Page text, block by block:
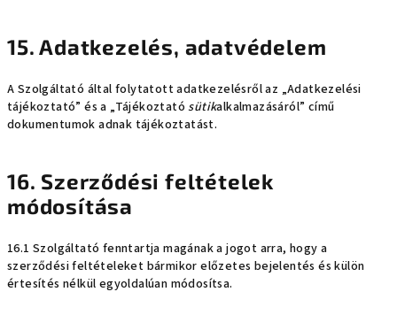
15. Adatkezelés, adatvédelem
A Szolgáltató által folytatott adatkezelésről az „Adatkezelési
tájékoztató” és a „Tájékoztatósütikalkalmazásáról” című
dokumentumok adnak tájékoztatást.
16. Szerződési feltételek
módosítása
16.1 Szolgáltató fenntartja magának a jogot arra, hogy a
szerződési feltételeket bármikor előzetes bejelentés és külön
értesítés nélkül egyoldalúan módosítsa.